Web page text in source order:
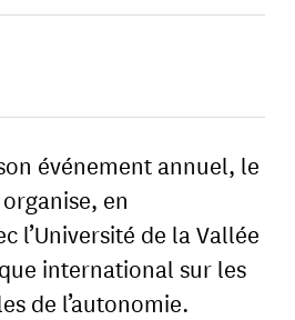
événement annuel, le
en
l’Université de la Vallée
international sur les
de l’autonomie.